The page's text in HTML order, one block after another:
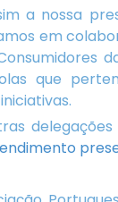
a nossa
em
que